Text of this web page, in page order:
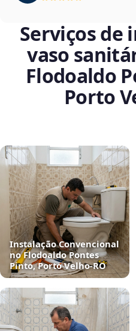
Serviços de
vaso
Flodoaldo
Porto
Instalação Convencional
no Flodoaldo Pontes
Pinto, Porto Velho‑RO